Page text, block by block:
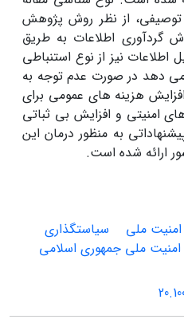
از نظر روش پژوهش
گردآوری اطلاعات به طریق
نیز از نوع استنباطی
دهد در صورت عدم توجه به
هزینه‏ های عمومی برای
امنیتی و افزایش بی ‏ثباتی
به منظور درمان این
ارائه شده است.
ملی
سیاست‏گذاری
امنیت ملی جمهوری اسلامی